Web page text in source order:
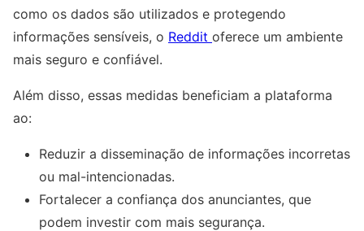
como os dados são utilizados e protegendo
informações sensíveis, o Reddit oferece um ambiente
mais seguro e confiável.
Além disso, essas medidas beneficiam a plataforma
ao:
Reduzir a disseminação de informações incorretas
ou mal-intencionadas.
Fortalecer a confiança dos anunciantes, que
podem investir com mais segurança.